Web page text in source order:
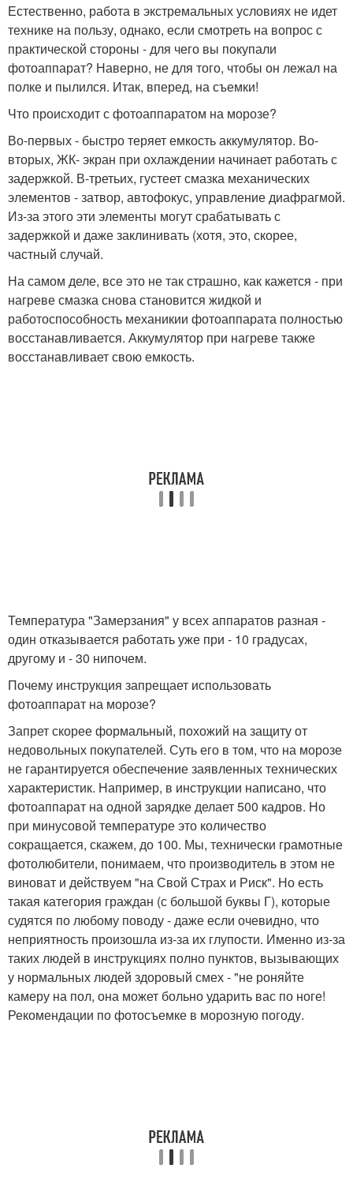
Естественно, работа в экстремальных условиях не идет
технике на пользу, однако, если смотреть на вопрос с
практической стороны - для чего вы покупали
фотоаппарат? Наверно, не для того, чтобы он лежал на
полке и пылился. Итак, вперед, на съемки!
Что происходит с фотоаппаратом на морозе?
Во-первых - быстро теряет емкость аккумулятор. Во-
вторых, ЖК- экран при охлаждении начинает работать с
задержкой. В-третьих, густеет смазка механических
элементов - затвор, автофокус, управление диафрагмой.
Из-за этого эти элементы могут срабатывать с
задержкой и даже заклинивать (хотя, это, скорее,
частный случай.
На самом деле, все это не так страшно, как кажется - при
нагреве смазка снова становится жидкой и
работоспособность механикии фотоаппарата полностью
восстанавливается. Аккумулятор при нагреве также
восстанавливает свою емкость.
Температура "Замерзания" у всех аппаратов разная -
один отказывается работать уже при - 10 градусах,
другому и - 30 нипочем.
Почему инструкция запрещает использовать
фотоаппарат на морозе?
Запрет скорее формальный, похожий на защиту от
недовольных покупателей. Суть его в том, что на морозе
не гарантируется обеспечение заявленных технических
характеристик. Например, в инструкции написано, что
фотоаппарат на одной зарядке делает 500 кадров. Но
при минусовой температуре это количество
сокращается, скажем, до 100. Мы, технически грамотные
фотолюбители, понимаем, что производитель в этом не
виноват и действуем "на Свой Страх и Риск". Но есть
такая категория граждан (с большой буквы Г), которые
судятся по любому поводу - даже если очевидно, что
неприятность произошла из-за их глупости. Именно из-за
таких людей в инструкциях полно пунктов, вызывающих
у нормальных людей здоровый смех - "не роняйте
камеру на пол, она может больно ударить вас по ноге!
Рекомендации по фотосъемке в морозную погоду.